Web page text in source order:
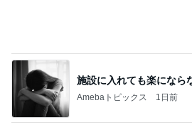
施設に入れても楽になら
Amebaトピックス 1日前